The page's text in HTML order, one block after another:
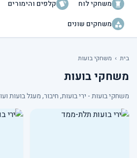
משחקי לוח
קלפים והימורים
משחקים שונים
בית › משחקי בועות
משחקי בועות
משחקי בועות - ירי בועות, חיבור, מעגל בועות